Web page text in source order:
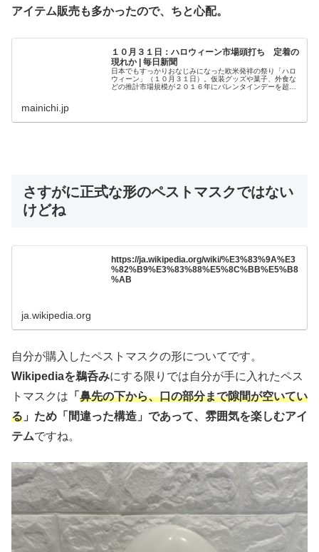
アイテム販売も多かったので、ちと心配。
１０月３１日：ハロウィーン市場頭打ち 定着の
現れか | 毎日新聞
日本でもすっかりおなじみになった欧米発祥の祭り「ハロ
ウィーン」（１０月３１日）。仮装グッズや菓子、外食な
どの推計市場規模が２０１６年にバレンタインデーを超え
mainichi.jp
さすがに正式な形のペストマスクではない
けどね
https://ja.wikipedia.org/wiki/%E3%83%9A%E3
%82%B9%E3%83%88%E5%8C%BB%E5%B8
%AB
ja.wikipedia.org
自分が購入したペストマスクの形についてです。
Wikipediaを鵜呑みにする限りでは自分が手に入れたペス
トマスクは 「 鼻先の下から、口の部分まで隙間が空いてい
る 」ため「間違った構造」であって、雰囲気を楽しむアイ
テムですね。